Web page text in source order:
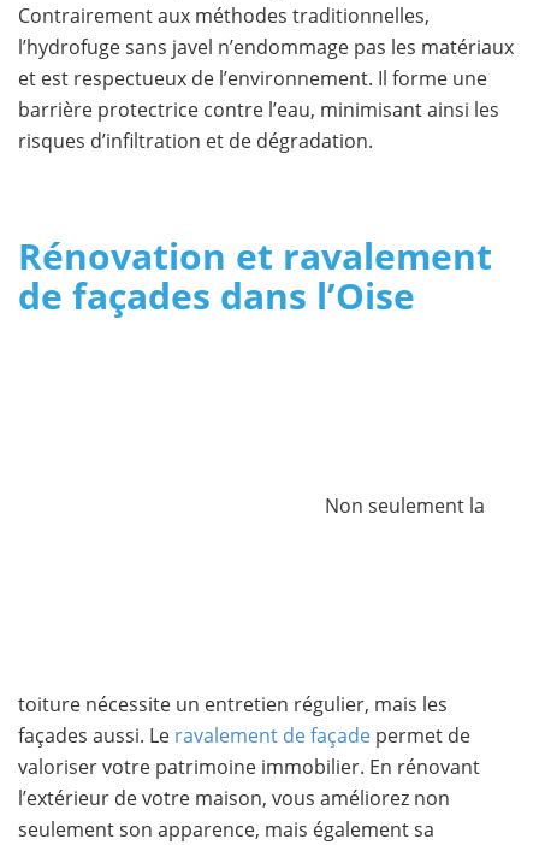
Contrairement aux méthodes traditionnelles,
l’hydrofuge sans javel n’endommage pas les matériaux
et est respectueux de l’environnement. Il forme une
barrière protectrice contre l’eau, minimisant ainsi les
risques d’infiltration et de dégradation.
Rénovation et ravalement
de façades dans l’Oise
Non seulement la
toiture nécessite un entretien régulier, mais les
façades aussi. Le ravalement de façade permet de
valoriser votre patrimoine immobilier. En rénovant
l’extérieur de votre maison, vous améliorez non
seulement son apparence, mais également sa